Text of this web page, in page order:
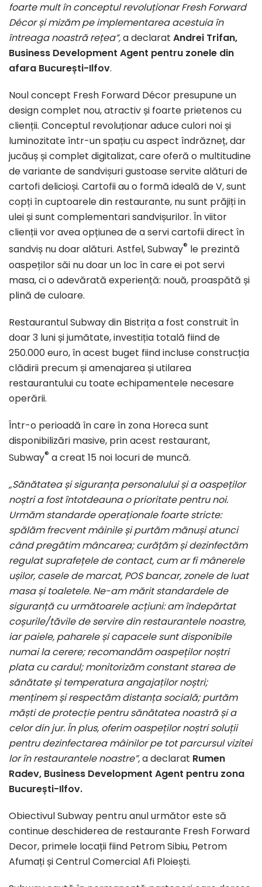
foarte mult în conceptul revoluționar Fresh Forward
Décor și mizăm pe implementarea acestuia în
întreaga noastră rețea”,a declarat Andrei Trifan,
Business Development Agent pentru zonele din
afara București-Ilfov.
Noul concept Fresh Forward Décor presupune un
design complet nou, atractiv și foarte prietenos cu
clienții. Conceptul revoluționar aduce culori noi și
luminozitate într-un spațiu cu aspect îndrăzneț, dar
jucăuș și complet digitalizat, care oferă o multitudine
de variante de sandvișuri gustoase servite alături de
cartofi delicioși. Cartofii au o formă ideală de V, sunt
copți în cuptoarele din restaurante, nu sunt prăjiți in
ulei și sunt complementari sandvișurilor. În viitor
clienții vor avea opțiunea de a servi cartofii direct în
sandviș nu doar alături. Astfel, Subway® le prezintă
oaspeților săi nu doar un loc în care ei pot servi
masa, ci o adevărată experiență: nouă, proaspătă și
plină de culoare.
Restaurantul Subway din Bistrița a fost construit în
doar 3 luni și jumătate, investiția totală fiind de
250.000 euro, în acest buget fiind incluse construcția
clădirii precum și amenajarea și utilarea
restaurantului cu toate echipamentele necesare
operării.
Într-o perioadă în care în zona Horeca sunt
disponibilizări masive, prin acest restaurant,
Subway® a creat 15 noi locuri de muncă.
„Sănătatea și siguranța personalului și a oaspeților
noștri a fost întotdeauna o prioritate pentru noi.
Urmăm standarde operaționale foarte stricte:
spălăm frecvent mâinile și purtăm mănuși atunci
când pregătim mâncarea; curățăm și dezinfectăm
regulat suprafețele de contact, cum ar fi mânerele
ușilor, casele de marcat, POS bancar, zonele de luat
masa și toaletele. Ne-am mărit standardele de
siguranță cu următoarele acțiuni: am îndepărtat
coșurile/tăvile de servire din restaurantele noastre,
iar paiele, paharele și capacele sunt disponibile
numai la cerere; recomandăm oaspeților noștri
plata cu cardul; monitorizăm constant starea de
sănătate și temperatura angajaților noștri;
menținem și respectăm distanța socială; purtăm
măști de protecție pentru sănătatea noastră și a
celor din jur. În plus, oferim oaspeților noștri soluții
pentru dezinfectarea mâinilor pe tot parcursul vizitei
lor în restaurantele noastre”,a declarat Rumen
Radev, Business Development Agent pentru zona
București-Ilfov.
Obiectivul Subway pentru anul următor este să
continue deschiderea de restaurante Fresh Forward
Decor, primele locații fiind Petrom Sibiu, Petrom
Afumați și Centrul Comercial Afi Ploiești.